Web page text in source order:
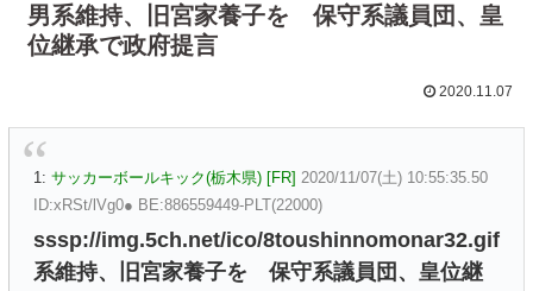
男系維持、旧宮家養子を 保守系議員団、皇
位継承で政府提言
2020.11.07
1: サッカーボールキック(栃木県) [FR] 2020/11/07(土) 10:55:35.50
ID:xRSt/lVg0● BE:886559449-PLT(22000)
sssp://img.5ch.net/ico/8toushinnomonar32.gif
系維持、旧宮家養子を 保守系議員団、皇位継